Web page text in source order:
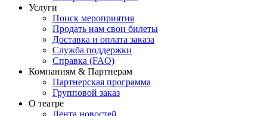
Услуги
Поиск мероприятия
Продать нам свои билеты
Доставка и оплата заказа
Служба поддержки
Справка (FAQ)
Компаниям & Партнерам
Партнерская программа
Групповой заказ
О театре